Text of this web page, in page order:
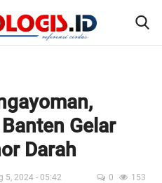
Gelar
Darah
5, 2024 - 05:42 0 153